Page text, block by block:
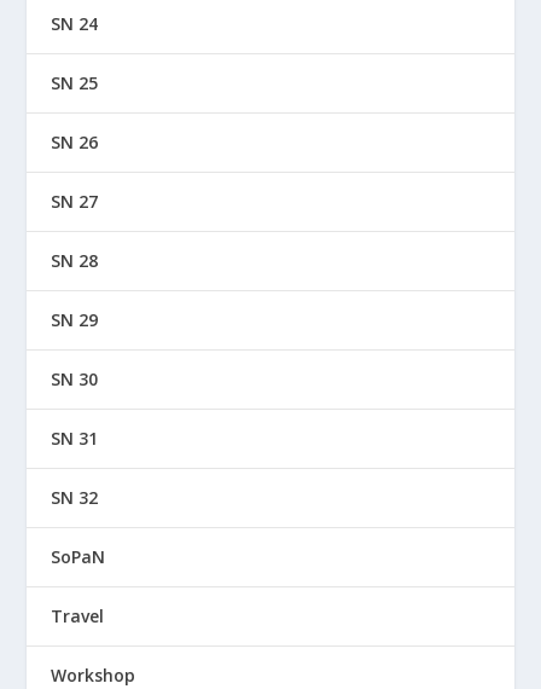
SN 24
SN 25
SN 26
SN 27
SN 28
SN 29
SN 30
SN 31
SN 32
SoPaN
Travel
Workshop